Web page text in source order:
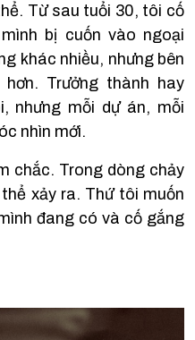
Từ sau tuổi 30, tôi cố
bị cuốn vào ngoại
khác nhiều, nhưng bên
Trưởng thành hay
nhưng mỗi dự án, mỗi
nhìn mới.
chắc. Trong dòng chảy
xảy ra. Thứ tôi muốn
đang có và cố gắng